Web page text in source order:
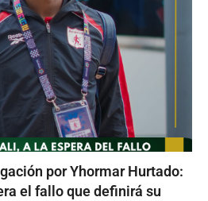
por Yhormar Hurtado:
el fallo que definirá su